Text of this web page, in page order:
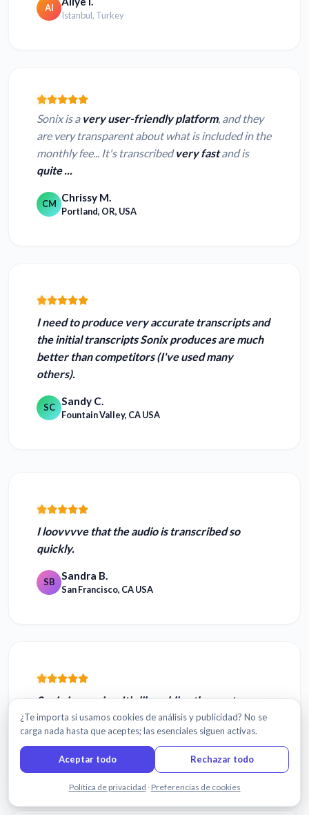
AI
Istanbul, Turkey
Sonix is a very user-friendly platform, and they
are very transparent about what is included in the
monthly fee... It's transcribedvery fastand is
quite ...
CM Chrissy M.
Portland, OR, USA
I need to produce very accurate transcripts and
the initial transcripts Sonix produces aremuch
better than competitors(I've used many
others).
SC Sandy C.
Fountain Valley, CA USA
Iloovvvvethat the audio is transcribed so
quickly.
SB Sandra B.
San Francisco, CA USA
Sonix is amazing
. It’s like adding the most
brilliant brain to my staff.
Phillip M.
Bothell, WA USA
Chatea con nosotros
¿Te importa si usamos cookies de análisis y publicidad? No se
carga nada hasta que aceptes; las esenciales siguen activas.
Aceptar todo Rechazar todo
Política de privacidad · Preferencias de cookies